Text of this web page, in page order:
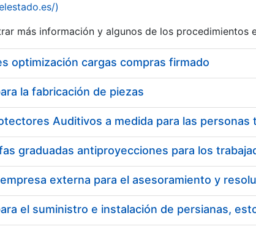
)
más información y algunos de los procedimientos
optimización cargas compras firmado
la fabricación de piezas
el suministro e instalación de persianas,